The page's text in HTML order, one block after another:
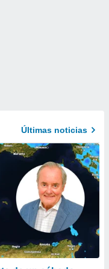
Últimas noticias